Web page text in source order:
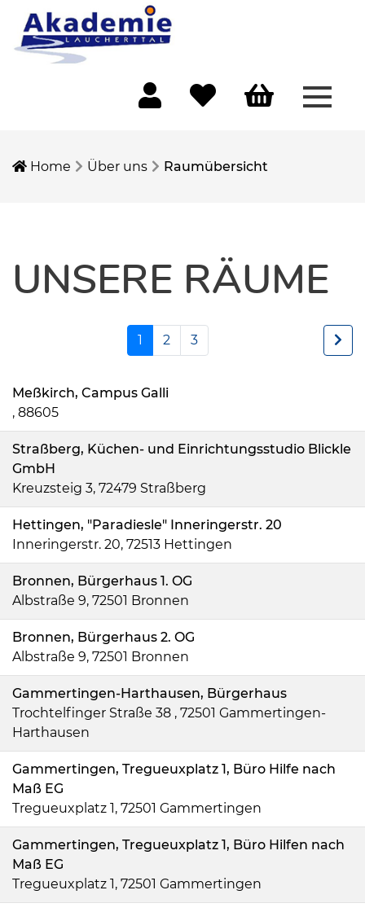
Home Über uns Raumübersicht
UNSERE RÄUME
1 2 3
Meßkirch, Campus Galli
, 88605
Straßberg, Küchen- und Einrichtungsstudio Blickle
GmbH
Kreuzsteig 3, 72479 Straßberg
Hettingen, "Paradiesle" Inneringerstr. 20
Inneringerstr. 20, 72513 Hettingen
Bronnen, Bürgerhaus 1. OG
Albstraße 9, 72501 Bronnen
Bronnen, Bürgerhaus 2. OG
Albstraße 9, 72501 Bronnen
Gammertingen-Harthausen, Bürgerhaus
Trochtelfinger Straße 38 , 72501 Gammertingen-
Harthausen
Gammertingen, Tregueuxplatz 1, Büro Hilfe nach
Maß EG
Tregueuxplatz 1, 72501 Gammertingen
Gammertingen, Tregueuxplatz 1, Büro Hilfen nach
Maß EG
Tregueuxplatz 1, 72501 Gammertingen